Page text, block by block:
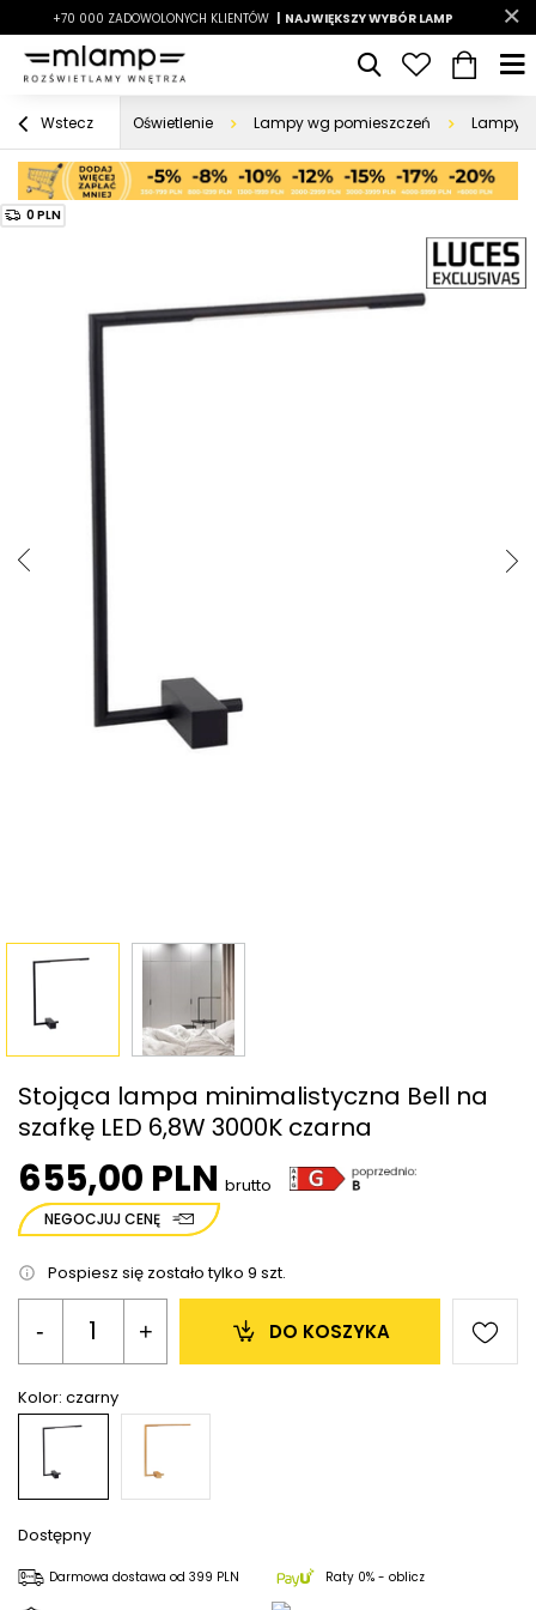
-7% LATO7
+70 000 ZADOWOLONYCH KLIENTÓW | NAJWIĘKSZY WYBÓR LAMP
| |
Wstecz Oświetlenie Lampy wg pomieszczeń Lampy
0 PLN
Stojąca lampa minimalistyczna Bell na
szafkę LED 6,8W 3000K czarna
655,00 PLN brutto
NEGOCJUJ CENĘ
Kolor: czarny
Pospiesz się zostało tylko 9 szt.
- + DO KOSZYKA
Dostępny
Darmowa dostawa od 399 PLN Raty 0% - oblicz